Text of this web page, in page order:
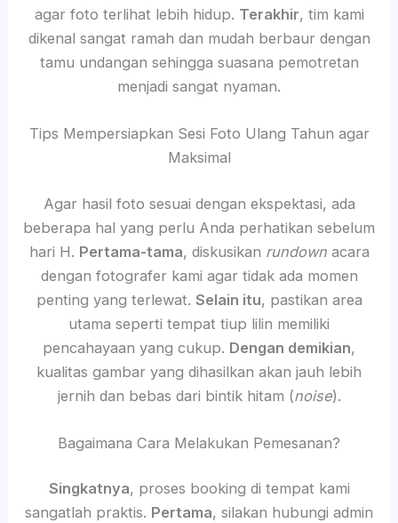
agar foto terlihat lebih hidup. Terakhir, tim kami
dikenal sangat ramah dan mudah berbaur dengan
tamu undangan sehingga suasana pemotretan
menjadi sangat nyaman.
Tips Mempersiapkan Sesi Foto Ulang Tahun agar
Maksimal
Agar hasil foto sesuai dengan ekspektasi, ada
beberapa hal yang perlu Anda perhatikan sebelum
hari H. Pertama-tama, diskusikan rundownacara
dengan fotografer kami agar tidak ada momen
penting yang terlewat. Selain itu, pastikan area
utama seperti tempat tiup lilin memiliki
pencahayaan yang cukup. Dengan demikian,
kualitas gambar yang dihasilkan akan jauh lebih
jernih dan bebas dari bintik hitam (noise).
Bagaimana Cara Melakukan Pemesanan?
Singkatnya, proses booking di tempat kami
sangatlah praktis. Pertama, silakan hubungi admin